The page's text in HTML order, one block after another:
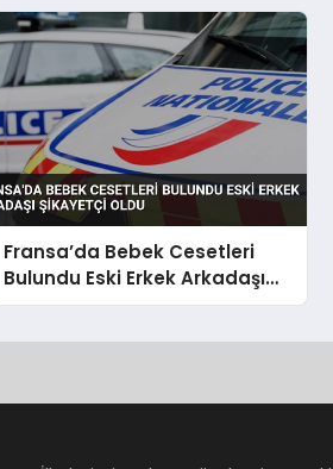
Fransa’da Bebek Cesetleri
Bulundu Eski Erkek Arkadaşı
Şikayetçi Oldu